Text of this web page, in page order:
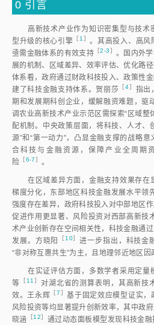
0 引言
高新技术产业作为知识密集型与技
型升级的核心引 擎 ［ 1 ］ 。其高投入、高风
亟需金融体系的有效支持 ［2-3］ 。国内外
展的机制、区域差异、效率评估、优化路
体系看，政府通过财政科技投入、政策性
建了科技金融支持体系。贺丽 莎 ［4］ 指出
期和发展期科创企业，缓解融资难题，驱
调农业高新技术产业示范区需探索“区域整
配机制。中央政策层面，将科技、人才、
源”和“第一动力”，凸显金融支撑的战略
合科技与金融资源，保障产业全周期
险 ［6-7］ 。
在区域差异方面，金融支持效果存在
梯度分化，东部地区科技金融发展水平领
强度存在差异，政府科技投入对中部地区
促进作用更显著、风险投资对西部高新技
术产业创新存在空间相关性，科技金融通
发展。方晓阳 ［ 10］ 进一步指出，科技金
“非对称互惠共生”为主，且地理邻近地区因
在实证评估方面，多数学者采用定量
等 ［ 11 ］ 对湖北省的测算表明，其高新技
效。王永辉 ［7］ 基于固定效应模型证实，
风险投资等均显著提升创新效率，其中政
晓涵 ［12］ 通过动态面板模型发现科技金